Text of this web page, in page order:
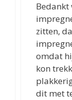
Bedankt
zitten,
omdat
kon
dit met